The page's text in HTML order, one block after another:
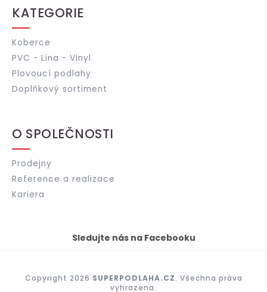
KATEGORIE
Koberce
PVC - Lina - Vinyl
Plovoucí podlahy
Doplňkový sortiment
O SPOLEČNOSTI
Prodejny
Reference a realizace
Kariera
Sledujte nás na Facebooku
Copyright 2026 SUPERPODLAHA.CZ. Všechna práva
vyhrazena.